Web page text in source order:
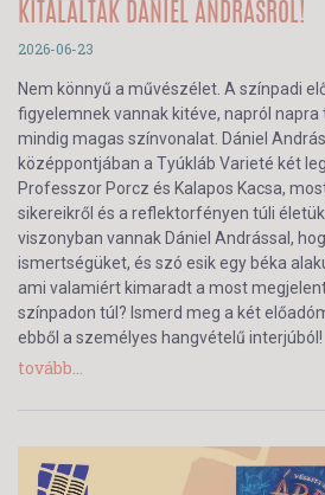
KITÁLALTAK DÁNIEL ANDRÁSRÓL!
2026-06-23
Nem könnyű a művészélet. A színpadi
figyelemnek vannak kitéve, napról napra
mindig magas színvonalat. Dániel
középpontjában a Tyúkláb Varieté két
Professzor Porcz és Kalapos Kacsa,
sikereikről és a reflektorfényen túli
viszonyban vannak Dániel Andrással,
ismertségüket, és szó esik egy béka
ami valamiért kimaradt a most
színpadon túl? Ismerd meg a két
ebből a személyes hangvételű interjúból!
tovább...